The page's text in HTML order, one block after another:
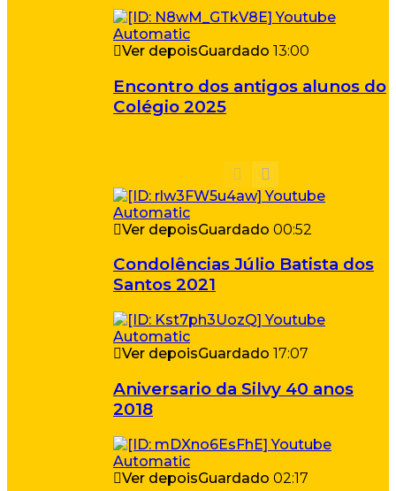
Ver depoisGuardado 13:00
Encontro dos antigos alunos do
Colégio 2025
Ver depoisGuardado 00:52
Condolências Júlio Batista dos
Santos 2021
Ver depoisGuardado 17:07
Aniversario da Silvy 40 anos
2018
Ver depoisGuardado 02:17